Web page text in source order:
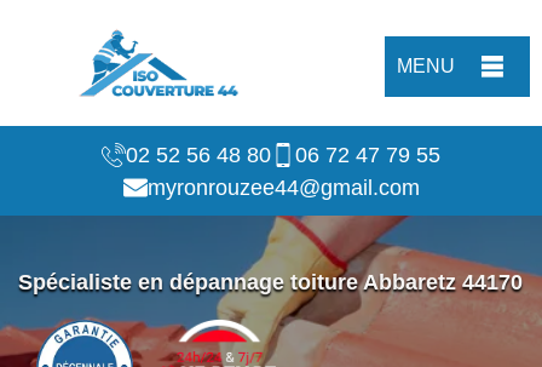
MENU
02 52 56 48 80
06 72 47 79 55
myronrouzee44@gmail.com
Spécialiste en dépannage toiture Abbaretz 44170